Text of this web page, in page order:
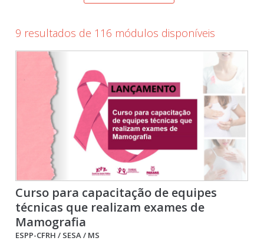
9 resultados de 116 módulos disponíveis
Curso para capacitação de equipes
técnicas que realizam exames de
Mamografia
ESPP-CFRH / SESA / MS